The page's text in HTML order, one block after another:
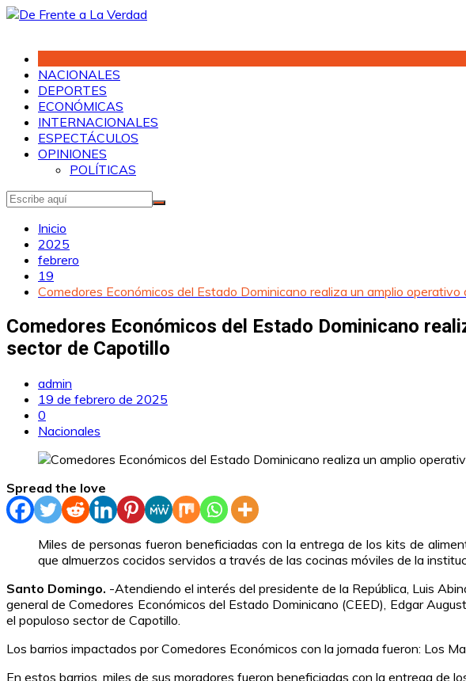
Saltar
NACIONALES
DEPORTES
ECONÓMICAS
INTERNACIONALES
ESPECTÁCULOS
OPINIONES
POLÍTICAS
Inicio
2025
febrero
19
Comedores Económicos del Estado Dominicano realiza un amplio
Comedores Económicos del Estado Dominicano
sector de Capotillo
admin
19 de febrero de 2025
0
Nacionales
Spread the love
Miles de personas fueron beneficiadas con la entrega de los kits de
que almuerzos cocidos servidos a través de las cocinas móviles de la
Santo Domingo. -Atendiendo el interés del presidente de la República, Luis
general de Comedores Económicos del Estado Dominicano (CEED), Edgar
el populoso sector de Capotillo.
Los barrios impactados por Comedores Económicos con la jornada fueron: Los
En estos barrios, miles de sus moradores fueron beneficiadas con la entrega de